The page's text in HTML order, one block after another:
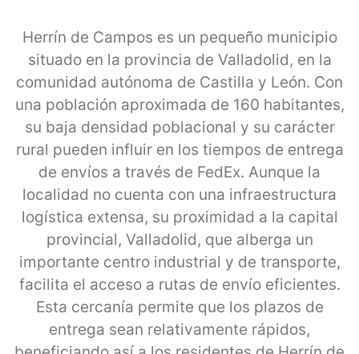
Herrín de Campos es un pequeño municipio
situado en la provincia de Valladolid, en la
comunidad autónoma de Castilla y León. Con
una población aproximada de 160 habitantes,
su baja densidad poblacional y su carácter
rural pueden influir en los tiempos de entrega
de envíos a través de FedEx. Aunque la
localidad no cuenta con una infraestructura
logística extensa, su proximidad a la capital
provincial, Valladolid, que alberga un
importante centro industrial y de transporte,
facilita el acceso a rutas de envío eficientes.
Esta cercanía permite que los plazos de
entrega sean relativamente rápidos,